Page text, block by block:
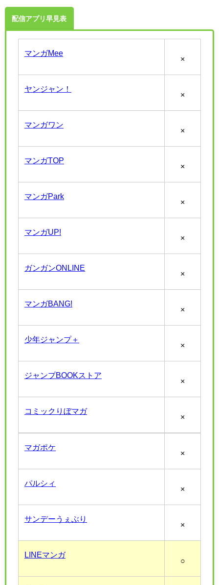
配信アプリ早見表
マンガMee
×
ヤンジャン！
×
マンガワン
×
マンガTOP
×
マンガPark
×
マンガUP!
×
ガンガンONLINE
×
マンガBANG!
×
少年ジャンプ＋
×
ジャンプBOOKストア
×
コミックりぼマガ
×
マガポケ
×
パルシィ
×
サンデーうぇぶり
×
LINEマンガ
○